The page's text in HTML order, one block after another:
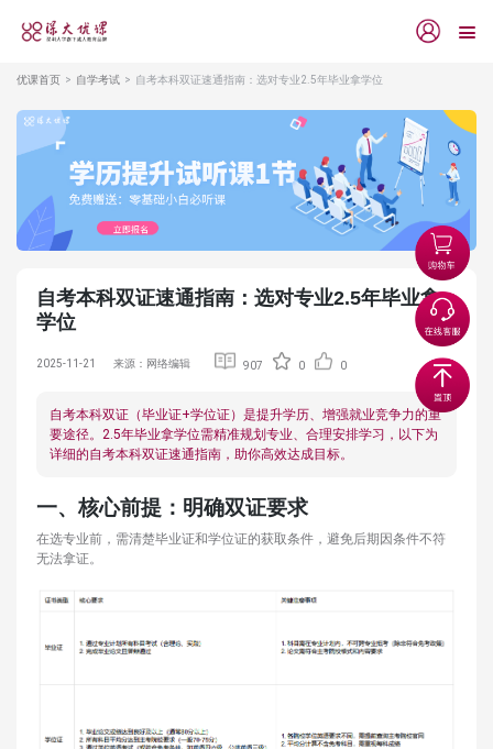
优课首页 自学考试 自考本科双证速通指南：选对专业2.5年毕业拿学位
自考本科双证速通指南：选对专业2.5年毕业拿
学位
2025-11-21 来源：网络编辑 907 0 0
自考本科双证（毕业证+学位证）是提升学历、增强就业竞争力的重
要途径。2.5年毕业拿学位需精准规划专业、合理安排学习，以下为
详细的自考本科双证速通指南，助你高效达成目标。
一、核心前提：明确双证要求
在选专业前，需清楚毕业证和学位证的获取条件，避免后期因条件不符
无法拿证。